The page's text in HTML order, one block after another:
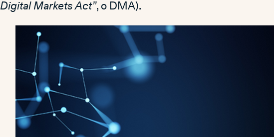
Digital Markets Act”, o DMA).